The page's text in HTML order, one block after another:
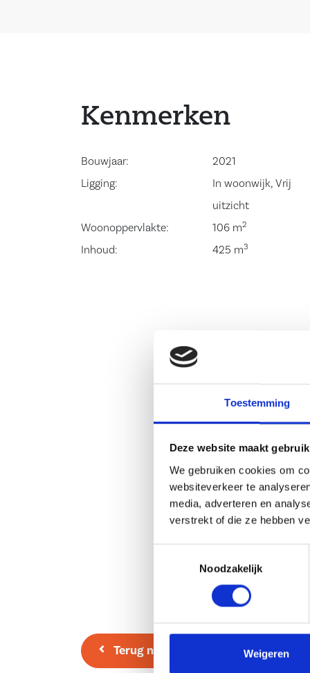
Toestemming
Deze website maakt
We gebruiken cookies om
websiteverkeer te
media, adverteren en
verstrekt of die ze hebben
Noodzakelijk
Weigeren
Kenmerken
Bouwjaar:
2021
Ligging:
In woonwijk, Vrij
uitzicht
Woonoppervlakte:
106 m2
Inhoud: 425 m3
Terug naar overzicht